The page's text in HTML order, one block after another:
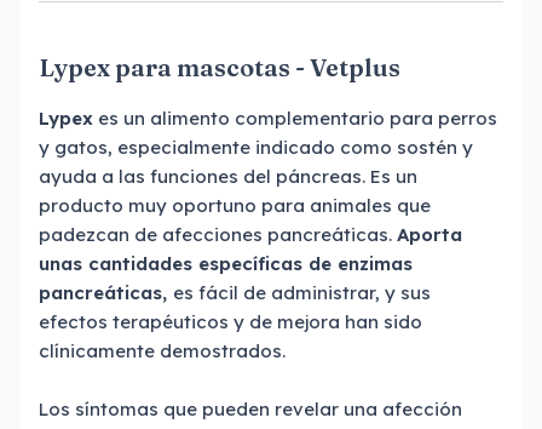
Lypex para mascotas - Vetplus
Lypex es un alimento complementario para perros
y gatos, especialmente indicado como sostén y
ayuda a las funciones del páncreas. Es un
producto muy oportuno para animales que
padezcan de afecciones pancreáticas. Aporta
unas cantidades específicas de enzimas
pancreáticas, es fácil de administrar, y sus
efectos terapéuticos y de mejora han sido
clínicamente demostrados.
Los síntomas que pueden revelar una afección